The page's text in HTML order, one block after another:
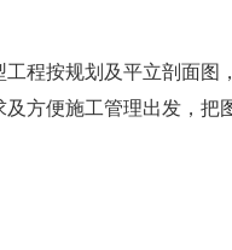
程按规划及平立剖面图
方便施工管理出发，把